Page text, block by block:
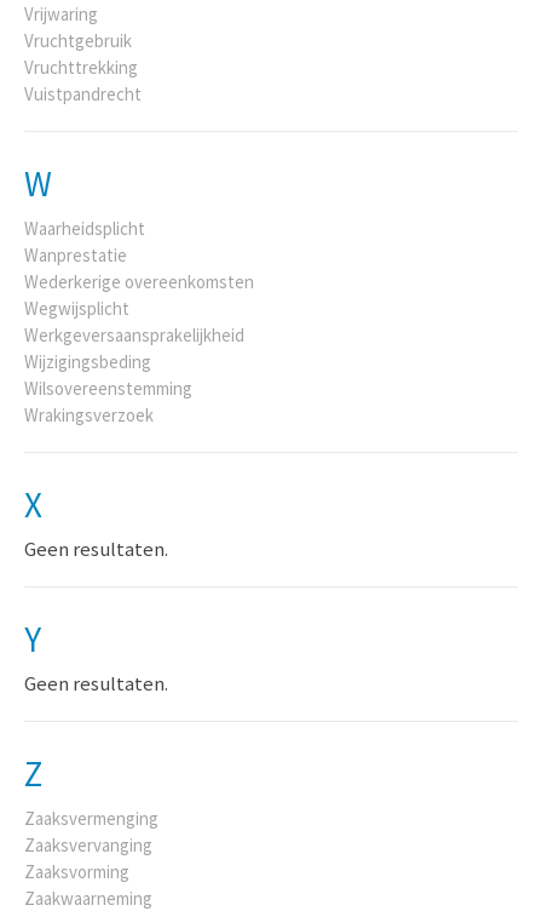
Vrijwaring
Vruchtgebruik
Vruchttrekking
Vuistpandrecht
W
Waarheidsplicht
Wanprestatie
Wederkerige overeenkomsten
Wegwijsplicht
Werkgeversaansprakelijkheid
Wijzigingsbeding
Wilsovereenstemming
Wrakingsverzoek
X
Geen resultaten.
Y
Geen resultaten.
Z
Zaaksvermenging
Zaaksvervanging
Zaaksvorming
Zaakwaarneming